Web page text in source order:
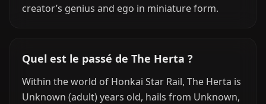
creator’s genius and ego in miniature form.
Quel est le passé de The Herta ?
Within the world of Honkai Star Rail, The Herta is
Unknown (adult) years old, hails from Unknown,